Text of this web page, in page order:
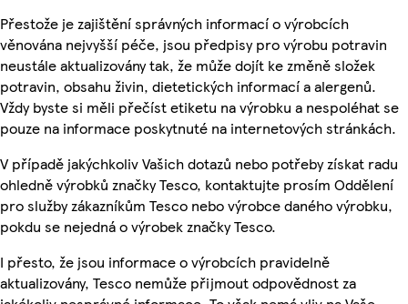
Přestože je zajištění správných informací o výrobcích
věnována nejvyšší péče, jsou předpisy pro výrobu potravin
neustále aktualizovány tak, že může dojít ke změně složek
potravin, obsahu živin, dietetických informací a alergenů.
Vždy byste si měli přečíst etiketu na výrobku a nespoléhat se
pouze na informace poskytnuté na internetových stránkách.
V případě jakýchkoliv Vašich dotazů nebo potřeby získat radu
ohledně výrobků značky Tesco, kontaktujte prosím Oddělení
pro služby zákazníkům Tesco nebo výrobce daného výrobku,
pokdu se nejedná o výrobek značky Tesco.
I přesto, že jsou informace o výrobcích pravidelně
aktualizovány, Tesco nemůže přijmout odpovědnost za